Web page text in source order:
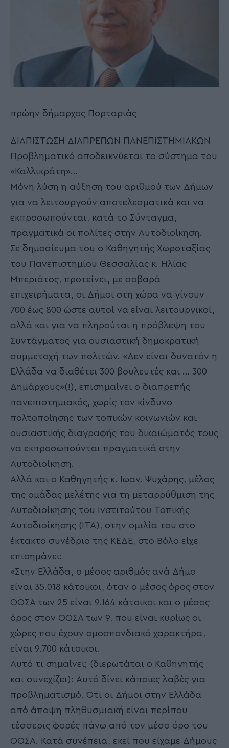
πρώην δήμαρχος Πορταριάς
ΔΙΑΠΙΣΤΩΣΗ ΔΙΑΠΡΕΠΩΝ ΠΑΝΕΠΙΣΤΗΜΙΑΚΩΝ
Προβληματικό αποδεικνύεται το σύστημα του
«Καλλικράτη»…
Μόνη λύση η αύξηση του αριθμού των Δήμων
για να λειτουργούν αποτελεσματικά και να
εκπροσωπούνται, κατά το Σύνταγμα,
πραγματικά οι πολίτες στην Αυτοδιοίκηση.
Σε δημοσίευμα του ο Καθηγητής Χωροταξίας
του Πανεπιστημίου Θεσσαλίας κ. Ηλίας
Μπεριάτος, προτείνει, με σοβαρά
επιχειρήματα, οι Δήμοι στη χώρα να γίνουν
700 έως 800 ώστε αυτοί να είναι λειτουργικοί,
αλλά και για να πληρούται η πρόβλεψη του
Συντάγματος για ουσιαστική δημοκρατική
συμμετοχή των πολιτών. «Δεν είναι δυνατόν η
Ελλάδα να διαθέτει 300 βουλευτές και … 300
Δημάρχους»(!), επισημαίνει ο διαπρεπής
πανεπιστημιακός, χωρίς τον κίνδυνο
πολτοποίησης των τοπικών κοινωνιών και
ουσιαστικής διαγραφής του δικαιώματός τους
να εκπροσωπούνται πραγματικά στην
Αυτοδιοίκηση.
Αλλά και ο Καθηγητής κ. Ιωαν. Ψυχάρης, μέλος
της ομάδας μελέτης για τη μεταρρύθμιση της
Αυτοδιοίκησης του Ινστιτούτου Τοπικής
Αυτοδιοίκησης (ΙΤΑ), στην ομιλία του στο
έκτακτο συνέδριο της ΚΕΔΕ, στο Βόλο είχε
επισημάνει:
«Στην Ελλάδα, ο μέσος αριθμός ανά Δήμο
είναι 35.018 κάτοικοι, όταν ο μέσος όρος στον
ΟΟΣΑ των 25 είναι 9.164 κάτοικοι και ο μέσος
όρος στον ΟΟΣΑ των 9, που είναι κυρίως οι
χώρες που έχουν ομοσπονδιακό χαρακτήρα,
είναι 9.700 κάτοικοι.
Αυτό τι σημαίνει; (διερωτάται ο Καθηγητής
και συνεχίζει): Αυτό δίνει κάποιες λαβές για
προβληματισμό. Ότι οι Δήμοι στην Ελλάδα
από άποψη πληθυσμιακή είναι περίπου
τέσσερις φορές πάνω από τον μέσο όρο του
ΟΟΣΑ. Κατά συνέπεια, εκεί που είχαμε Δήμους